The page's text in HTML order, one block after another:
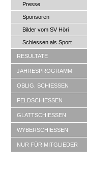
Presse
Sponsoren
Bilder vom SV Höri
Schiessen als Sport
RESULTATE
JAHRESPROGRAMM
OBLIG. SCHIESSEN
FELDSCHIESSEN
GLATTSCHIESSEN
WYBERSCHIESSEN
NUR FÜR MITGLIEDER